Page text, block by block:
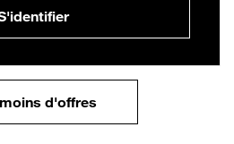
d'offres